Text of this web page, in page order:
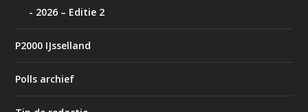
2026 – Editie 2
P2000 IJsselland
Polls archief